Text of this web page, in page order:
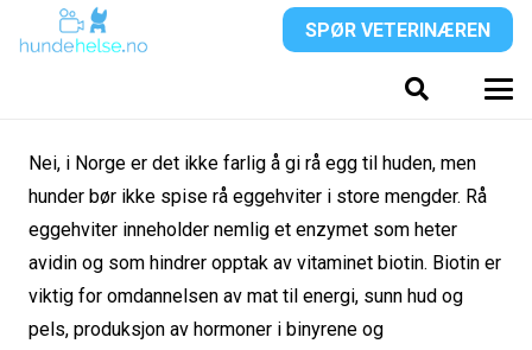
SPØR VETERINÆREN
Nei, i Norge er det ikke farlig å gi rå egg til huden, men
hunder bør ikke spise rå eggehviter i store mengder. Rå
eggehviter inneholder nemlig et enzymet som heter
avidin og som hindrer opptak av vitaminet biotin. Biotin er
viktig for omdannelsen av mat til energi, sunn hud og
pels, produksjon av hormoner i binyrene og